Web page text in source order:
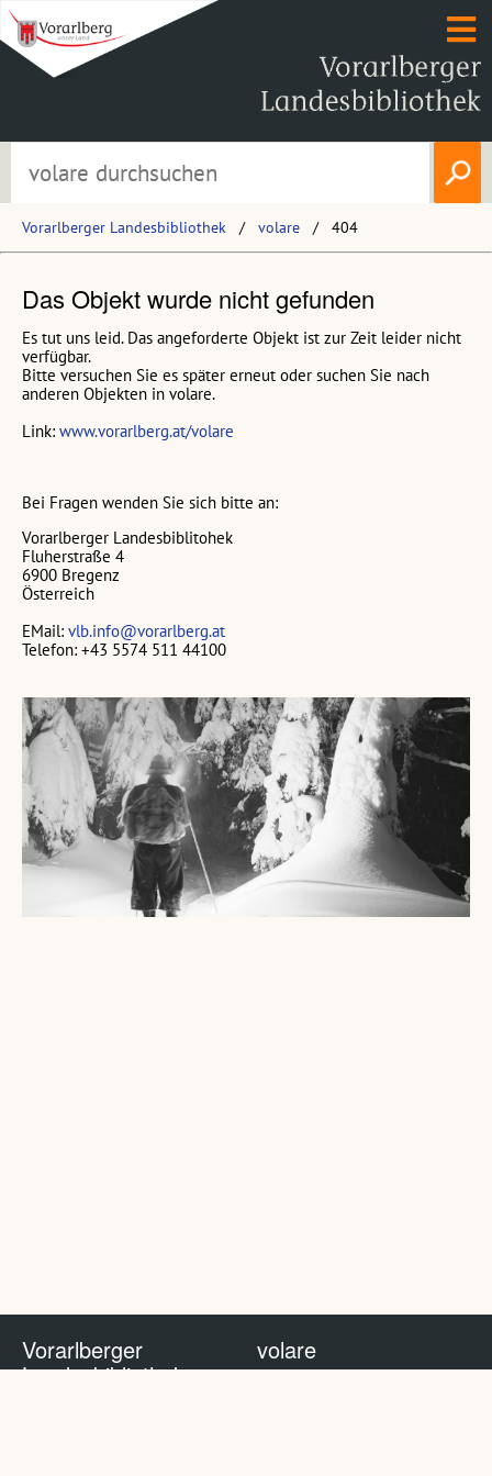
Vorarlberger Landesbibliothek volare 404
Das Objekt wurde nicht gefunden
Es tut uns leid. Das angeforderte Objekt ist zur Zeit leider nicht
verfügbar.
Bitte versuchen Sie es später erneut oder suchen Sie nach
anderen Objekten in volare.
Link: www.vorarlberg.at/volare
Bei Fragen wenden Sie sich bitte an:
Vorarlberger Landesbiblitohek
Fluherstraße 4
6900 Bregenz
Österreich
EMail: vlb.info@vorarlberg.at
Telefon: +43 5574 511 44100
Vorarlberger
Landesbibliothek
volare